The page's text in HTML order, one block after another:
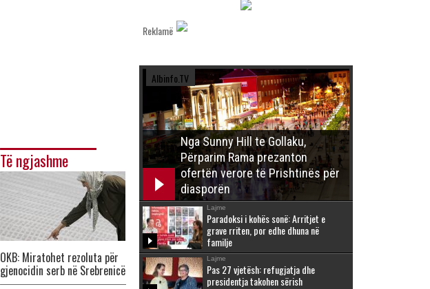
Të ngjashme
OKB: Miratohet rezoluta për
gjenocidin serb në Srebrenicë
Reklamë
Albinfo.TV
Nga Sunny Hill te Gollaku,
Përparim Rama prezanton
ofertën verore të Prishtinës për
diasporën
Lajme
Paradoksi i kohës sonë: Arritjet e
grave rriten, por edhe dhuna në
familje
Lajme
Pas 27 vjetësh: refugjatja dhe
presidentja takohen sërish